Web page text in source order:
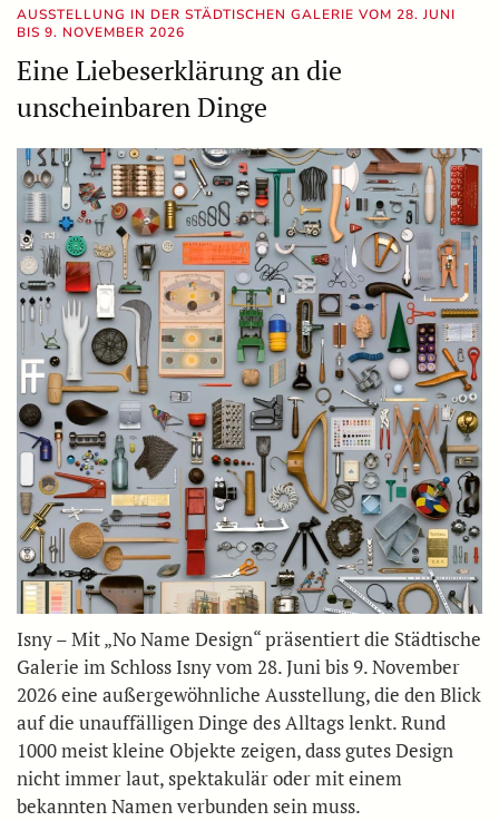
AUSSTELLUNG IN DER STÄDTISCHEN GALERIE VOM 28. JUNI
BIS 9. NOVEMBER 2026
Eine Liebeserklärung an die
unscheinbaren Dinge
Isny – Mit „No Name Design“ präsentiert die Städtische
Galerie im Schloss Isny vom 28. Juni bis 9. November
2026 eine außergewöhnliche Ausstellung, die den Blick
auf die unauffälligen Dinge des Alltags lenkt. Rund
1000 meist kleine Objekte zeigen, dass gutes Design
nicht immer laut, spektakulär oder mit einem
bekannten Namen verbunden sein muss.